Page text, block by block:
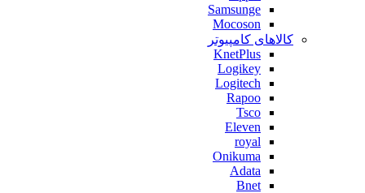
Samsunge
Mocoson
کالاهای کامپیوتر
KnetPlus
Logikey
Logitech
Rapoo
Tsco
Eleven
royal
Onikuma
Adata
Bnet